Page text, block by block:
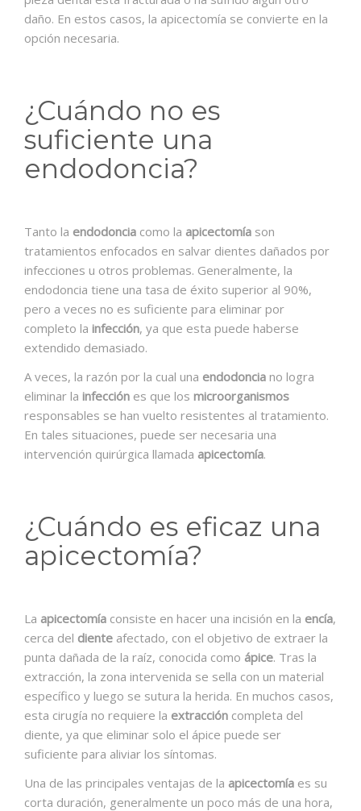
daño. En estos casos, la apicectomía se convierte en la
opción necesaria.
¿Cuándo no es
suficiente una
endodoncia?
Tanto la endodoncia como la apicectomía son
tratamientos enfocados en salvar dientes dañados por
infecciones u otros problemas. Generalmente, la
endodoncia tiene una tasa de éxito superior al 90%,
pero a veces no es suficiente para eliminar por
completo la infección, ya que esta puede haberse
extendido demasiado.
A veces, la razón por la cual una endodoncia no logra
eliminar la infección es que los microorganismos
responsables se han vuelto resistentes al tratamiento.
En tales situaciones, puede ser necesaria una
intervención quirúrgica llamada apicectomía.
¿Cuándo es eficaz una
apicectomía?
La apicectomía consiste en hacer una incisión en la encía,
cerca del diente afectado, con el objetivo de extraer la
punta dañada de la raíz, conocida como ápice. Tras la
extracción, la zona intervenida se sella con un material
específico y luego se sutura la herida. En muchos casos,
esta cirugía no requiere la extracción completa del
diente, ya que eliminar solo el ápice puede ser
suficiente para aliviar los síntomas.
Una de las principales ventajas de la apicectomía es su
corta duración, generalmente un poco más de una hora,